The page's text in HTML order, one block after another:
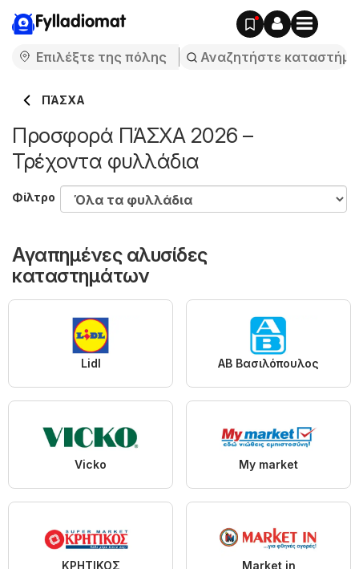
Fylladiomat
ΠΆΣΧΑ
Προσφορά ΠΆΣΧΑ 2026 –
Τρέχοντα φυλλάδια
Φίλτρο
Αγαπημένες αλυσίδες
καταστημάτων
Lidl ΑΒ Βασιλόπουλος
Vicko My market
ΚΡΗΤΙΚΟΣ Market in